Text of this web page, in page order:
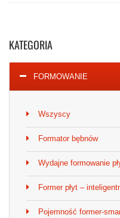
KATEGORIA
FORMOWANIE
Wszyscy
Formator bębnów
Wydajne formowanie
Former płyt –
Pojemność former-